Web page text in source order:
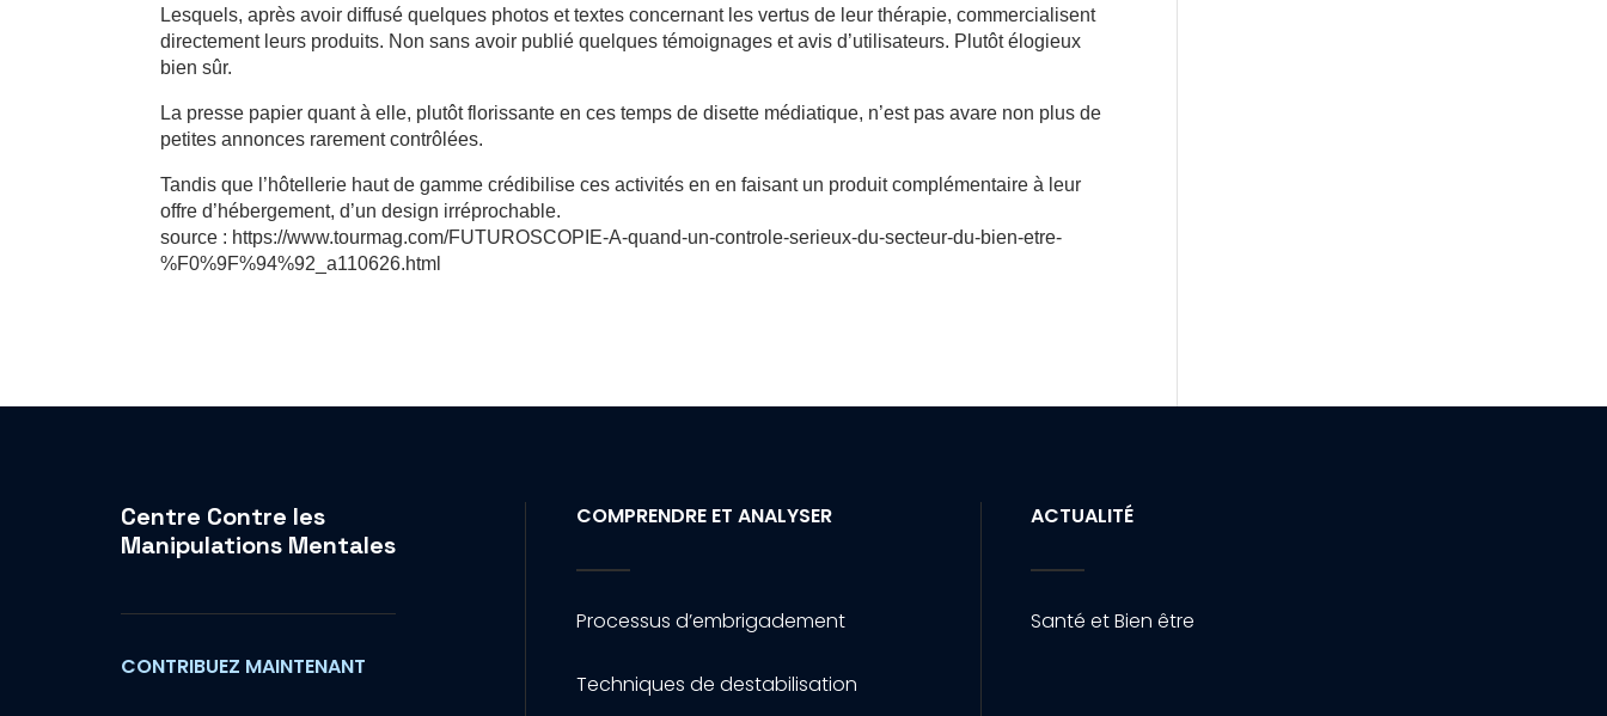
Lesquels, après avoir diffusé quelques photos et textes concernant les vertus de leur thérapie, commercialisent
directement leurs produits. Non sans avoir publié quelques témoignages et avis d’utilisateurs. Plutôt élogieux
bien sûr.
La presse papier quant à elle, plutôt florissante en ces temps de disette médiatique, n’est pas avare non plus de
petites annonces rarement contrôlées.
Tandis que l’hôtellerie haut de gamme crédibilise ces activités en en faisant un produit complémentaire à leur
offre d’hébergement, d’un design irréprochable.
source : https://www.tourmag.com/FUTUROSCOPIE-A-quand-un-controle-serieux-du-secteur-du-bien-etre-
%F0%9F%94%92_a110626.html
Centre Contre les
Manipulations Mentales
CONTRIBUEZ MAINTENANT
COMPRENDRE ET ANALYSER
Processus d’embrigadement
Techniques de destabilisation
ACTUALITÉ
Santé et Bien être